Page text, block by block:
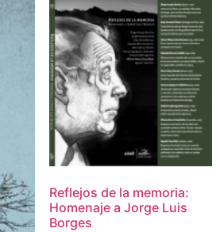
Reflejos de la memoria:
Homenaje a Jorge Luis
Borges